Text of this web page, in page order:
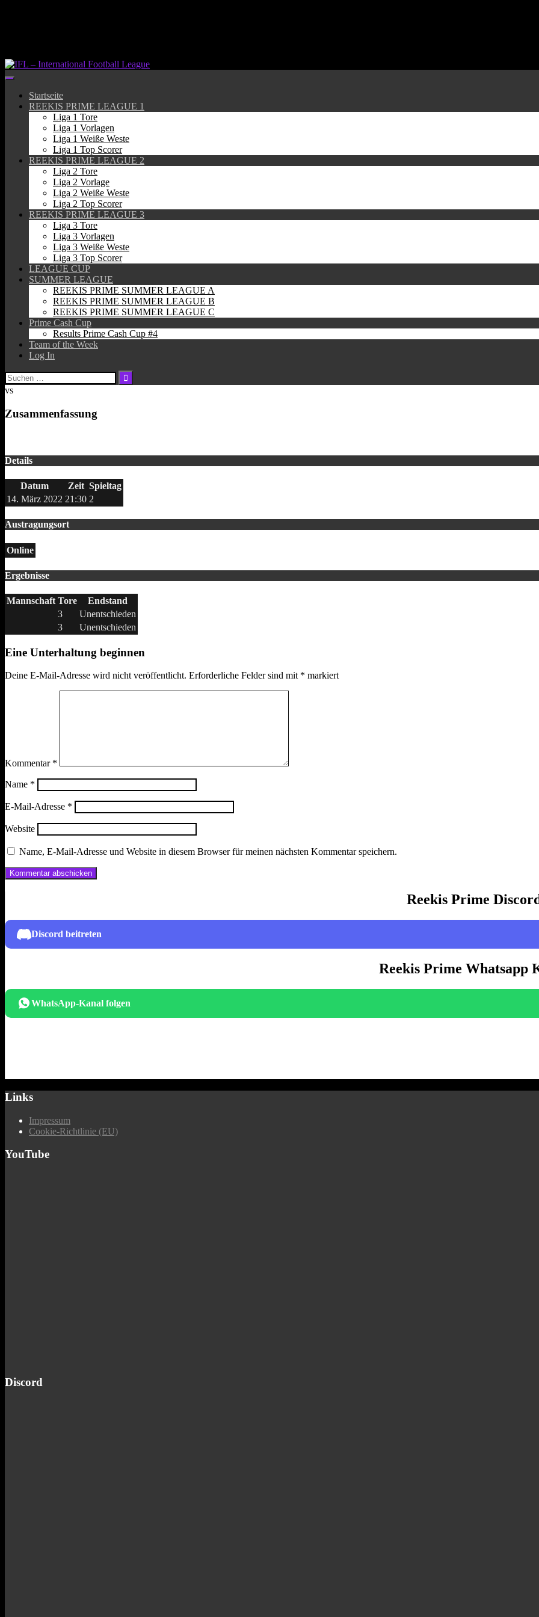
Startseite
REEKIS PRIME LEAGUE 1
Liga 1 Tore
Liga 1 Vorlagen
Liga 1 Weiße Weste
Liga 1 Top Scorer
REEKIS PRIME LEAGUE 2
Liga 2 Tore
Liga 2 Vorlage
Liga 2 Weiße Weste
Liga 2 Top Scorer
REEKIS PRIME LEAGUE 3
Liga 3 Tore
Liga 3 Vorlagen
Liga 3 Weiße Weste
Liga 3 Top Scorer
LEAGUE CUP
SUMMER LEAGUE
REEKIS PRIME SUMMER LEAGUE A
REEKIS PRIME SUMMER LEAGUE B
REEKIS PRIME SUMMER LEAGUE C
Prime Cash Cup
Results Prime Cash Cup #4
Team of the Week
Log In
Suchen
nach:
vs
Zusammenfassung
Details
Datum Zeit Spieltag
14. März 2022 21:30 2
Austragungsort
Online
Ergebnisse
Mannschaft Tore
Endstand
3
Unentschieden
3
Unentschieden
Eine Unterhaltung beginnen
Deine E-Mail-Adresse wird nicht veröffentlicht. Erforderliche Felder sind mit * markiert
Kommentar *
Name *
E-Mail-Adresse *
Website
Name, E-Mail-Adresse und Website in diesem Browser für meinen nächsten Kommentar speichern.
Reekis Prime
Discord beitreten
Reekis Prime Whatsapp
WhatsApp-Kanal folgen
Links
Impressum
Cookie-Richtlinie (EU)
YouTube
Discord